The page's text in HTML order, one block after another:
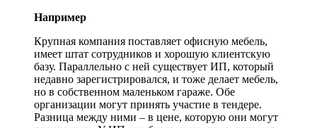
Например
Крупная компания поставляет офисную мебель,
имеет штат сотрудников и хорошую клиентскую
базу. Параллельно с ней существует ИП, который
недавно зарегистрировался, и тоже делает мебель,
но в собственном маленьком гараже. Обе
организации могут принять участие в тендере.
Разница между ними – в цене, которую они могут